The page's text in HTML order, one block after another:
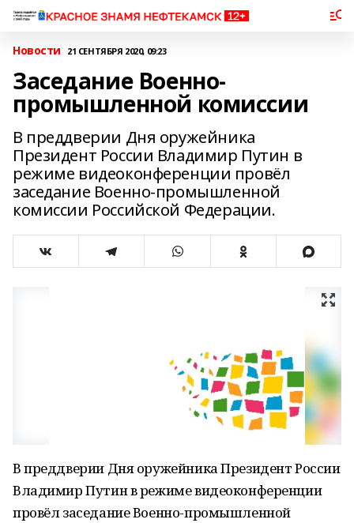
Новости 21 СЕНТЯБРЯ 2020, 09:23
Заседание Военно-
промышленной комиссии
В преддверии Дня оружейника
Президент России Владимир Путин в
режиме видеоконференции провёл
заседание Военно-промышленной
комиссии Российской Федерации.
В преддверии Дня оружейника Президент России
Владимир Путин в режиме видеоконференции
провёл заседание Военно-промышленной